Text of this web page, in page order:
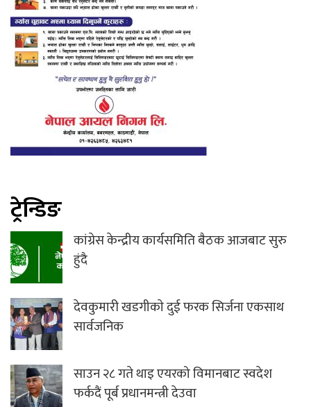
ट्रेन्डिङ
कांग्रेस केन्द्रीय कार्यसमिति बैठक आजबाट सुरु
हुंदै
देवकुमारी खडगीकाे दुई फरक सिर्जना एकसाथ
सार्वजनिक
साउन २८ गते थाइ एयरको विमानबाट स्वदेश
फर्कदैं पूर्ब प्रधानमन्त्री देउवा